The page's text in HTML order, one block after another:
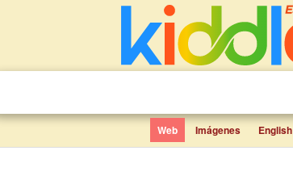
Web Imágenes English